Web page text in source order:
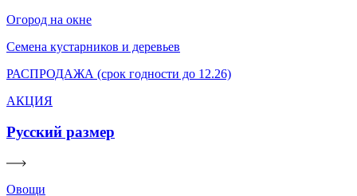
Огород на окне
Семена кустарников и деревьев
РАСПРОДАЖА (срок годности до 12.26)
АКЦИЯ
Русский размер
Овощи